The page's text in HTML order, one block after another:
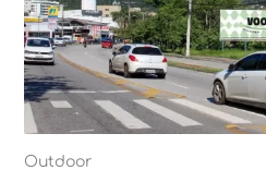
Outdoor